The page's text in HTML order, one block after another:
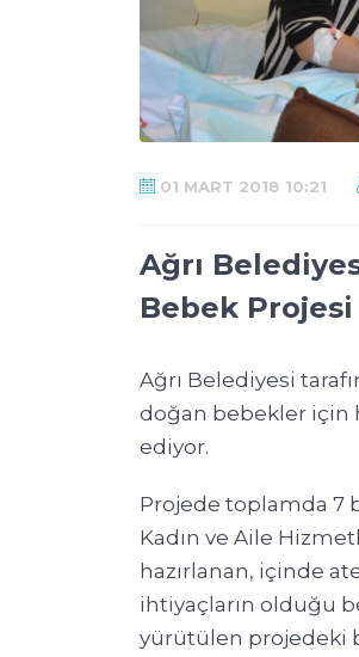
01 MART 2018 10:21
Ağrı
Bebek
Ağrı Belediyesi
doğan bebekler için
ediyor.
Projede toplamda 7
Kadın ve Aile
hazırlanan, içinde
ihtiyaçların olduğu
yürütülen projedeki